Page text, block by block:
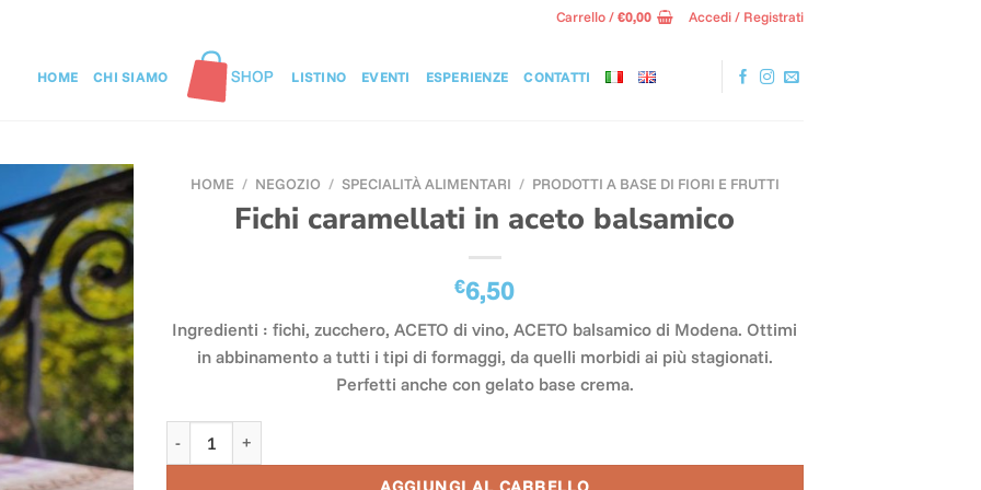
Carrello /€0,00 Accedi / Registrati
HOME CHI SIAMO LISTINO EVENTI ESPERIENZE CONTATTI
HOME / NEGOZIO / SPECIALITÀ ALIMENTARI / PRODOTTI A BASE DI FIORI E FRUTTI
Fichi caramellati in aceto balsamico
€6,50
Ingredienti : fichi, zucchero, ACETO di vino, ACETO balsamico di Modena. Ottimi
in abbinamento a tutti i tipi di formaggi, da quelli morbidi ai più stagionati.
Perfetti anche con gelato base crema.
AGGIUNGI AL CARRELLO